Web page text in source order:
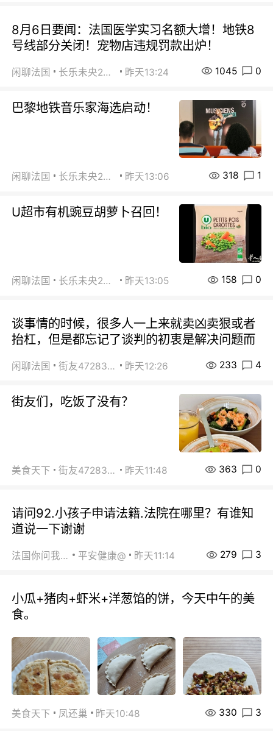
8月6日要闻：法国医学实习名额大增！地铁8
号线部分关闭！宠物店违规罚款出炉！
闲聊法国 长乐未央2015 昨天13:24 1045 0
巴黎地铁音乐家海选启动！
闲聊法国 长乐未央2015 昨天13:06 318 1
U超市有机豌豆胡萝卜召回！
闲聊法国 长乐未央2015 昨天13:05 158 0
谈事情的时候，很多人一上来就卖凶卖狠或者
抬杠，但是都忘记了谈判的初衷是解决问题而
闲聊法国 街友472838572 昨天12:26 233 4
街友们，吃饭了没有？
美食天下 街友472838572 昨天11:48 363 0
请问92.小孩子申请法籍.法院在哪里？有谁知
道说一下谢谢
法国你问我答 平安健康@ 昨天11:14 279 3
小瓜+猪肉+虾米+洋葱馅的饼，今天中午的美
食。
美食天下 凤还巢 昨天10:48 330 3